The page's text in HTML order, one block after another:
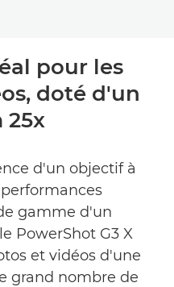
pour les
doté d'un
25x
d'un objectif à
gamme d'un
PowerShot G3 X
et vidéos d'une
grand nombre de